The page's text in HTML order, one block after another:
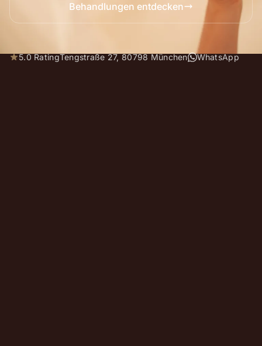
Behandlungen entdecken
5.0 RatingTengstraße 27, 80798 München WhatsApp